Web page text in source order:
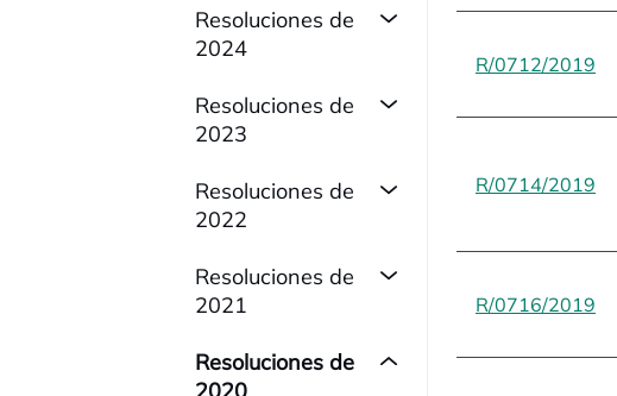
Resoluciones de
2024
Resoluciones de
2023
Resoluciones de
2022
Resoluciones de
2021
Resoluciones de
R/0712/2019
R/0714/2019
R/0716/2019